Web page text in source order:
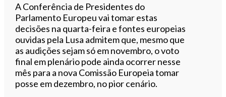
A Conferência de Presidentes do
Parlamento Europeu vai tomar estas
decisões na quarta-feira e fontes europeias
ouvidas pela Lusa admitem que, mesmo que
as audições sejam só em novembro, o voto
final em plenário pode ainda ocorrer nesse
mês para a nova Comissão Europeia tomar
posse em dezembro, no pior cenário.